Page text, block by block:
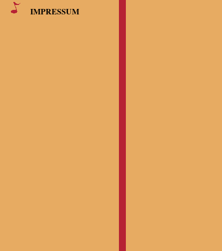
IMPRESSUM